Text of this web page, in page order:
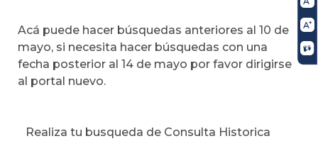
Acá puede hacer búsquedas anteriores al 10 de
mayo, si necesita hacer búsquedas con una
fecha posterior al 14 de mayo por favor dirigirse
al portal nuevo.
Realiza tu busqueda de Consulta Historica